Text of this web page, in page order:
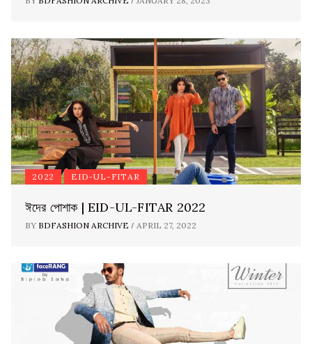
2022 EID-UL-FITAR
ঈদের পোশাক | EID-UL-FITAR 2022
BY BDFASHION ARCHIVE / APRIL 27, 2022